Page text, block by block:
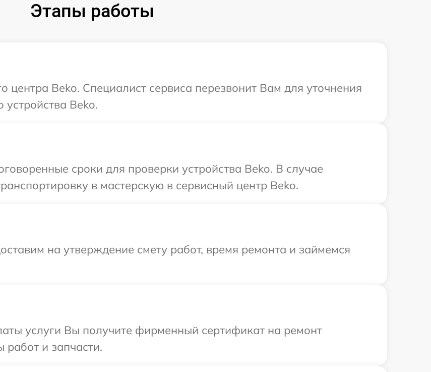
Этапы работы
центра Beko. Специалист сервиса перезвонит Вам для уточнения
Beko.
сроки для проверки устройства Beko. В случае
в мастерскую в сервисный центр Beko.
на утверждение смету работ, время ремонта и займемся
услуги Вы получите фирменный сертификат на ремонт
работ и запчасти.